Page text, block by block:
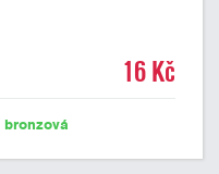
16 Kč
bronzová